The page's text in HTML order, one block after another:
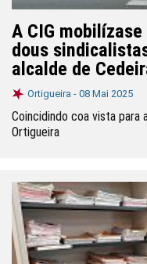
A CIG
dous
alcalde de
Ortigueira - 08 Mai 2025
Coincidindo coa vista para
Ortigueira